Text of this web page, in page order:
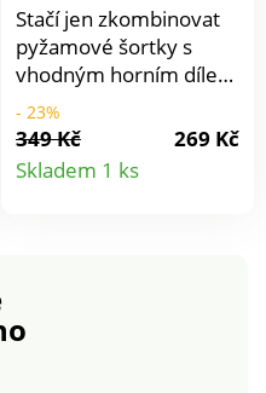
Stačí jen zkombinovat
pyžamové šortky s
vhodným horním dílem
a pyžamo snů je tu.
Pružný pas. Kontrastní
šňůrka na stažení. Z
jemného úpletu.
výrobky, které byly
- 23%
349 Kč
269 Kč
Skladem 1 ks
Detail